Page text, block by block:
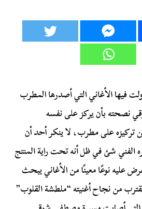
فيها الأغاني التي أصدرها المطرب
نصحته بأن يركز على نفسه
على مطرب، لا ينكر أحد أن
الفني شئ في ظل أنه تحت راية المنتج
عليه نوعًا معينًا من الأغاني يبحث
من نجاح أغنيته “ملطشة القلوب”